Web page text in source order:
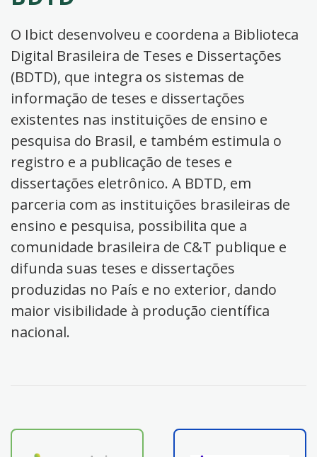
O Ibict desenvolveu e coordena a Biblioteca
Digital Brasileira de Teses e Dissertações
(BDTD), que integra os sistemas de
informação de teses e dissertações
existentes nas instituições de ensino e
pesquisa do Brasil, e também estimula o
registro e a publicação de teses e
dissertações eletrônico. A BDTD, em
parceria com as instituições brasileiras de
ensino e pesquisa, possibilita que a
comunidade brasileira de C&T publique e
difunda suas teses e dissertações
produzidas no País e no exterior, dando
maior visibilidade à produção científica
nacional.